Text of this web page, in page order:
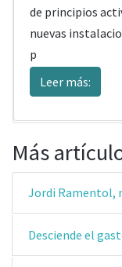
de principios
nuevas
p
Leer más:
Más
Jordi Ramentol,
Desciende el